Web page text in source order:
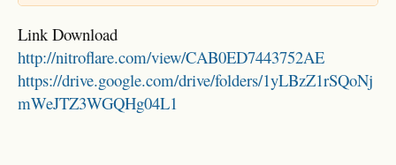
Link Download
http://nitroflare.com/view/CAB0ED7443752AE
https://drive.google.com/drive/folders/1yLBzZ1rSQoNj
mWeJTZ3WGQHg04L1